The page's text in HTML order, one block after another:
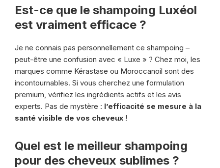
Est-ce que le shampoing Luxéol
est vraiment efficace ?
Je ne connais pas personnellement ce shampoing –
peut-être une confusion avec « Luxe » ? Chez moi, les
marques comme Kérastase ou Moroccanoil sont des
incontournables. Si vous cherchez une formulation
premium, vérifiez les ingrédients actifs et les avis
experts. Pas de mystère : l’efficacité se mesure à la
santé visible de vos cheveux !
Quel est le meilleur shampoing
pour des cheveux sublimes ?